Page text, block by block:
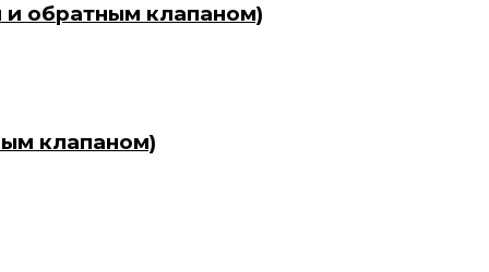
и обратным клапаном)
клапаном)